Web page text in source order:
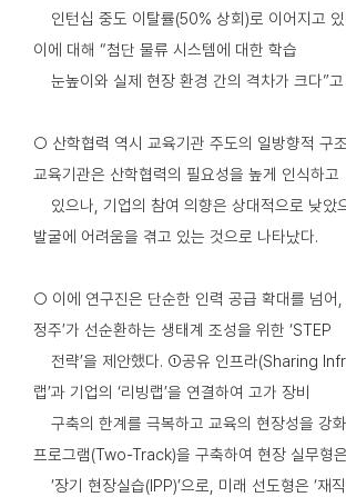
인턴십 중도 이탈률(50% 상회)로 이어지고
이에 대해 “첨단 물류 시스템에 대한 학습
눈높이와 실제 현장 환경 간의 격차가 크다”고
○ 산학협력 역시 교육기관 주도의 일방향적 구
교육기관은 산학협력의 필요성을 높게 인식하고
있으나, 기업의 참여 의향은 상대적으로 낮았
발굴에 어려움을 겪고 있는 것으로 나타났다.
○ 이에 연구진은 단순한 인력 공급 확대를 넘어,
정주’가 선순환하는 생태계 조성을 위한 ‘STEP
전략’을 제안했다. ①공유 인프라(Sharing
랩’과 기업의 ‘리빙랩’을 연결하여 고가 장비
구축의 한계를 극복하고 교육의 현장성을 강
프로그램(Two-Track)을 구축하여 현장 실무형은
‘장기 현장실습(IPP)’으로, 미래 선도형은 ‘재